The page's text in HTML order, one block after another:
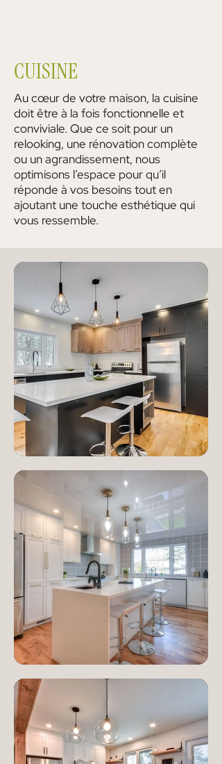
CUISINE
Au cœur de votre maison, la cuisine
doit être à la fois fonctionnelle et
conviviale. Que ce soit pour un
relooking, une rénovation complète
ou un agrandissement, nous
optimisons l’espace pour qu’il
réponde à vos besoins tout en
ajoutant une touche esthétique qui
vous ressemble.